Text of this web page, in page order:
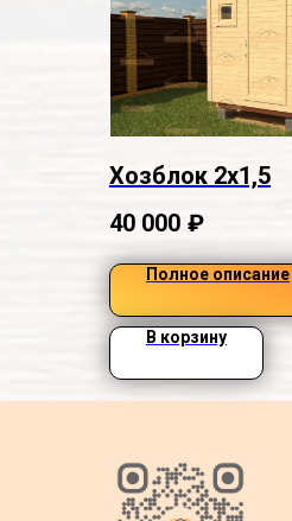
Хозблок 2х1,5
40 000 ₽
Полное описание
В корзину